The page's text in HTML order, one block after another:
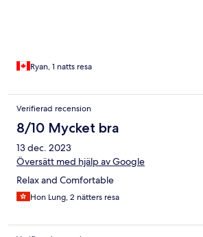
Ryan, 1 natts resa
Verifierad recension
8/10 Mycket bra
13 dec. 2023
Översätt med hjälp av Google
Relax and Comfortable
Hon Lung, 2 nätters resa